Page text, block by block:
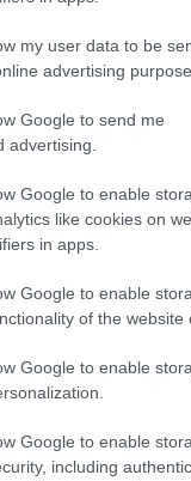
my user data to be
advertising
Google to send me
advertising.
Google to enable
like cookies on
in apps.
Google to enable
of the website
Google to enable
Google to enable
including
a korszerű